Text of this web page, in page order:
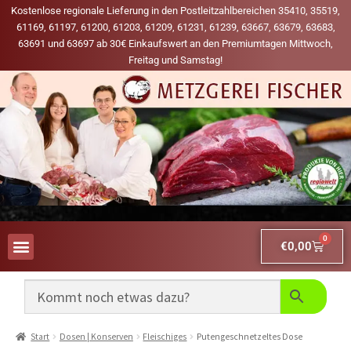
Kostenlose regionale Lieferung in den Postleitzahlbereichen 35410, 35519,
61169, 61197, 61200, 61203, 61209, 61231, 61239, 63667, 63679, 63683,
63691 und 63697 ab 30€ Einkaufswert an den Premiumtagen Mittwoch,
Freitag und Samstag!
€0,00
0
Start Dosen | Konserven Fleischiges Putengeschnetzeltes Dose